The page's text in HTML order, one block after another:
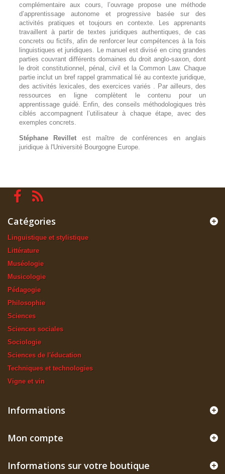
complémentaire aux cours, l’ouvrage propose une méthode
d’apprentissage autonome et progressive basée sur des
activités pratiques et toujours en contexte. Les apprenants
travaillent à partir de textes juridiques authentiques, de cas
concrets ou fictifs, afin de renforcer leur compétences à la fois
linguistiques et juridiques. Le manuel est divisé en cinq grandes
parties couvrant différents domaines du droit anglo-saxon, dont
le droit constitutionnel, pénal, civil et la Common Law. Chaque
partie inclut un bref rappel grammatical lié au contexte juridique,
des activités lexicales, des exercices variés . Par ailleurs, des
ressources en ligne complètent le contenu pour un
apprentissage guidé. Enfin, des conseils méthodologiques très
ciblés accompagnent l’utilisateur à chaque étape, avec des
exemples concrets.
Stéphane Revillet est maître de conférences en anglais
juridique à l'Université Bourgogne Europe.
Catégories
Linguistique et stylistique
Littérature
Muséologie
Musicologie
Pédagogie
Philosophie
Sciences
Sciences sociales
Sociologie
Sciences de l'éducation
Techniques et technologies
Vigne et vin
Informations
Mon compte
Informations sur votre boutique